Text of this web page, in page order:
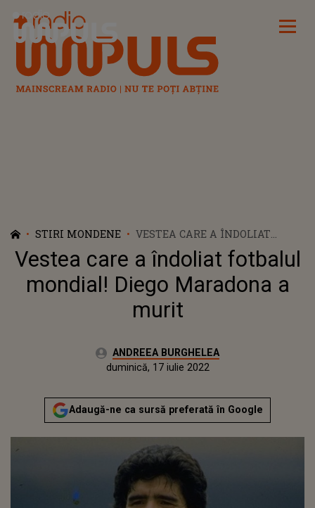
Radio Impuls
STIRI MONDENE
VESTEA CARE A ÎNDOLIAT
FOTBALUL MONDIAL! DIEGO
MARADONA A MURIT
Vestea care a îndoliat fotbalul
mondial! Diego Maradona a
murit
Autor:ANDREEA BURGHELEA
miercuri, 25 noiembrie 2020
Actualizat:
duminică, 17 iulie 2022
Adaugă-ne ca sursă preferată în Google